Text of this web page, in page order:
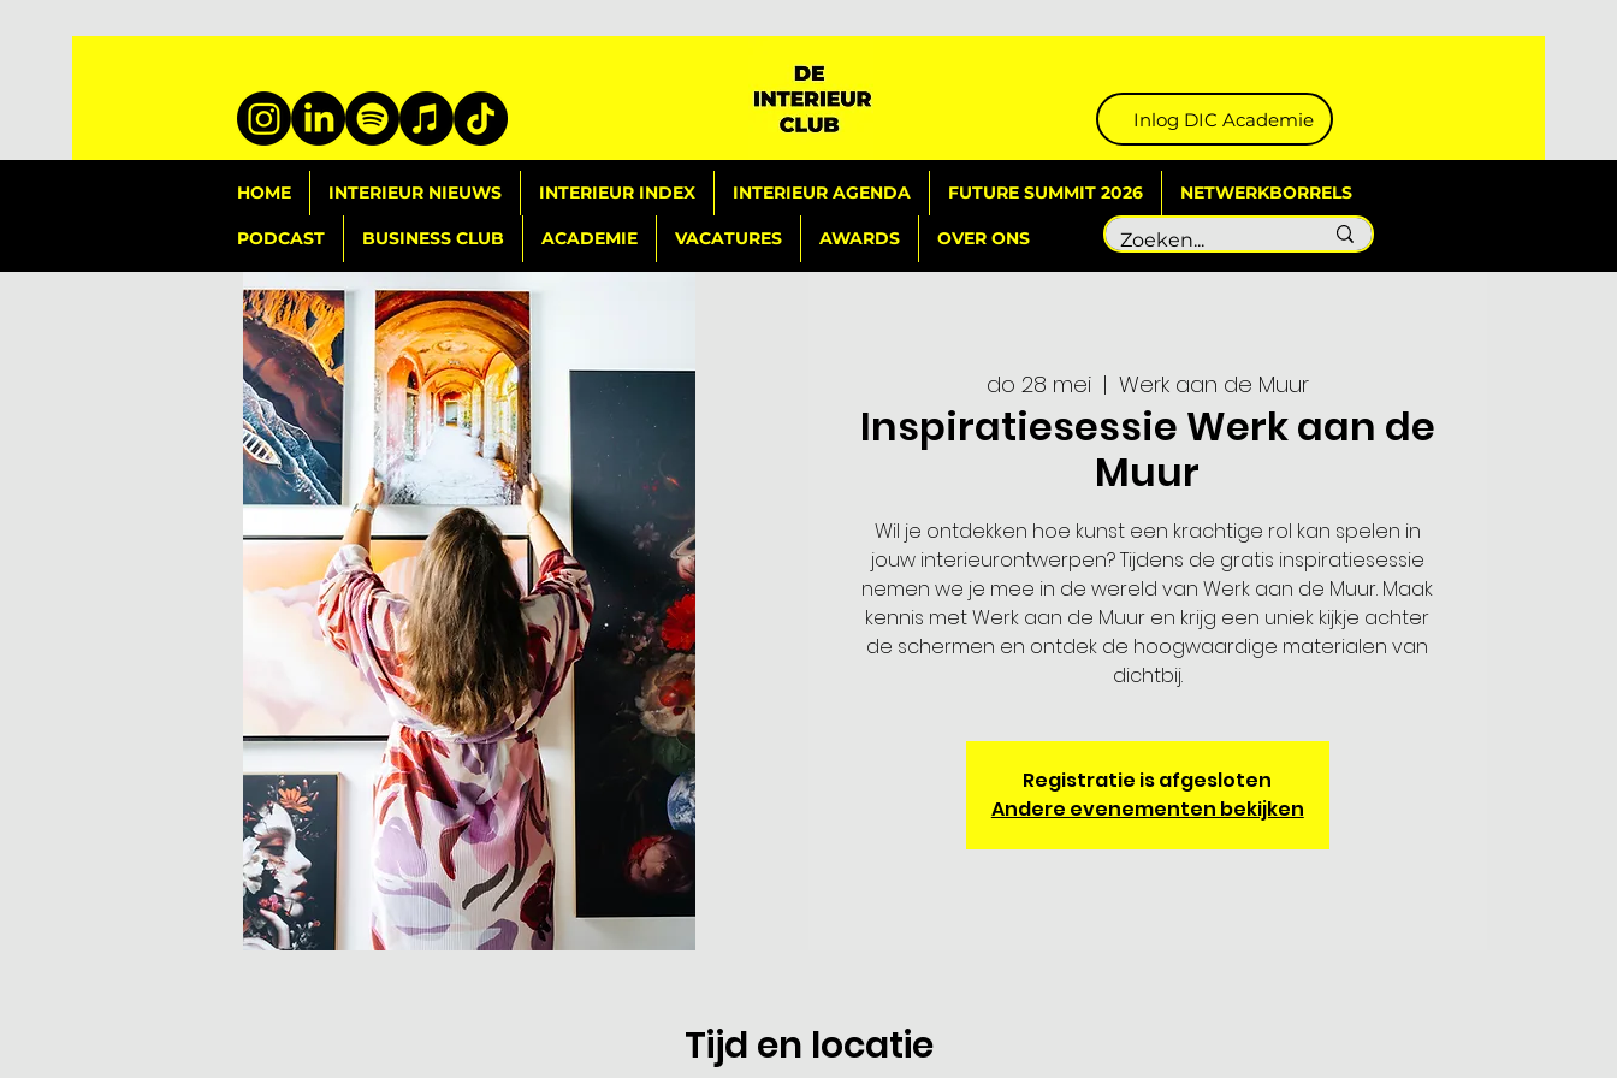
Inlog DIC Academie
HOME INTERIEUR NIEUWS INTERIEUR INDEX INTERIEUR AGENDA FUTURE SUMMIT 2026 NETWERKBORRELS
PODCAST BUSINESS CLUB ACADEMIE VACATURES AWARDS OVER ONS
do 28 mei
  |
Werk aan de Muur
Inspiratiesessie Werk aan de
Muur
Wil je ontdekken hoe kunst een krachtige rol kan spelen in
jouw interieurontwerpen? Tijdens de gratis inspiratiesessie
nemen we je mee in de wereld van Werk aan de Muur. Maak
kennis met Werk aan de Muur en krijg een uniek kijkje achter
de schermen en ontdek de hoogwaardige materialen van
dichtbij.
Registratie is afgesloten
Andere evenementen bekijken
Tijd en locatie